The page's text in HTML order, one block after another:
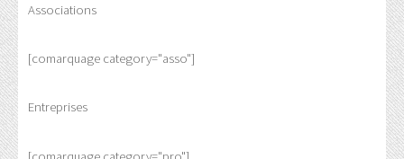
Associations
[comarquage category="asso"]
Entreprises